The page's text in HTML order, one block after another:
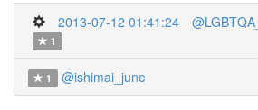
2013-07-12 01:41:24
1
1 @ishimai_june